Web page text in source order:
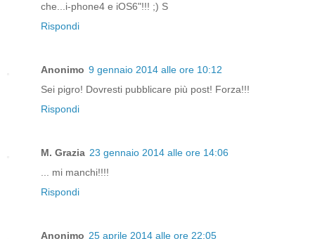
che...i-phone4 e iOS6"!!! ;) S
Rispondi
Anonimo 9 gennaio 2014 alle ore 10:12
Sei pigro! Dovresti pubblicare più post! Forza!!!
Rispondi
M. Grazia 23 gennaio 2014 alle ore 14:06
... mi manchi!!!!
Rispondi
Anonimo 25 aprile 2014 alle ore 22:05